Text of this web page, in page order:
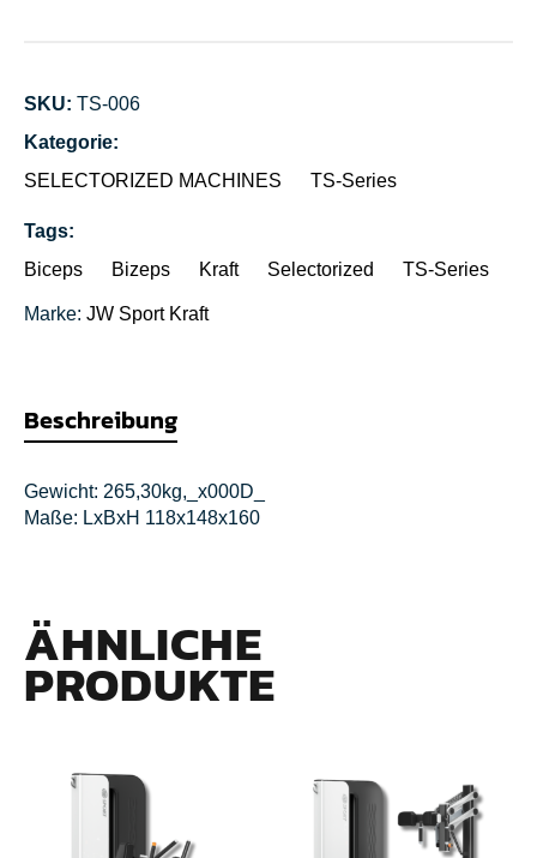
SKU: TS-006
Kategorie:
SELECTORIZED MACHINES
TS-Series
Tags:
Biceps
Bizeps Kraft Selectorized TS-Series
Marke: JW Sport Kraft
Beschreibung
Gewicht: 265,30kg,_x000D_
Maße: LxBxH 118x148x160
ÄHNLICHE
PRODUKTE